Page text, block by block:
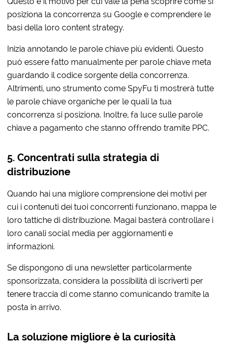
posiziona la concorrenza su Google e comprendere le
basi della loro content strategy.
Inizia annotando le parole chiave più evidenti. Questo
può essere fatto manualmente per parole chiave meta
guardando il codice sorgente della concorrenza.
Altrimenti, uno strumento come SpyFu ti mostrerà tutte
le parole chiave organiche per le quali la tua
concorrenza si posiziona. Inoltre, fa luce sulle parole
chiave a pagamento che stanno offrendo tramite PPC.
5. Concentrati sulla strategia di
distribuzione
Quando hai una migliore comprensione dei motivi per
cui i contenuti dei tuoi concorrenti funzionano, mappa le
loro tattiche di distribuzione. Magai basterà controllare i
loro canali social media per aggiornamenti e
informazioni.
Se dispongono di una newsletter particolarmente
sponsorizzata, considera la possibilità di iscriverti per
tenere traccia di come stanno comunicando tramite la
posta in arrivo.
La soluzione migliore è la curiosità